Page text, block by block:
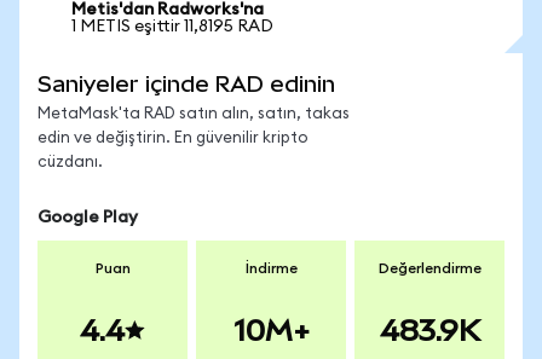
Metis'dan Radworks'na
1 METIS eşittir 11,8195 RAD
Saniyeler içinde RAD edinin
MetaMask'ta RAD satın alın, satın, takas
edin ve değiştirin. En güvenilir kripto
cüzdanı.
Google Play
Puan
4.4
İndirme
10M+
Değerlendirme
483.9K